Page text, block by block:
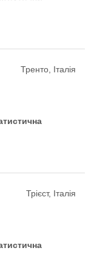
Тренто, Італія
Трієст, Італія